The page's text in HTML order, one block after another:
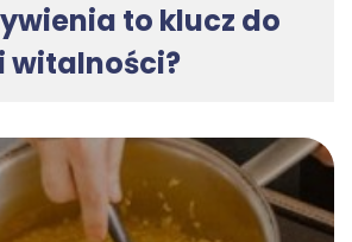
to klucz do
witalności?